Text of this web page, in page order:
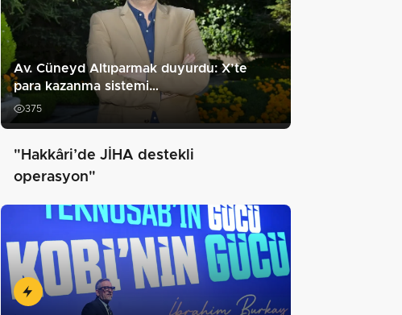
Av. Cüneyd Altıparmak duyurdu: X’te
para kazanma sistemi…
375
"Hakkâri’de JİHA destekli
operasyon"